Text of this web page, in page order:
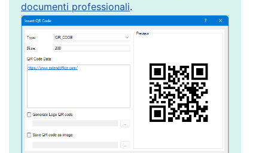
documenti professionali.